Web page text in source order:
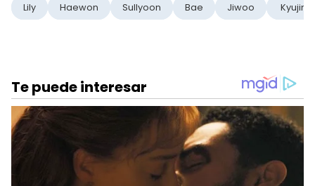
Lily Haewon Sullyoon Bae Jiwoo Kyujin